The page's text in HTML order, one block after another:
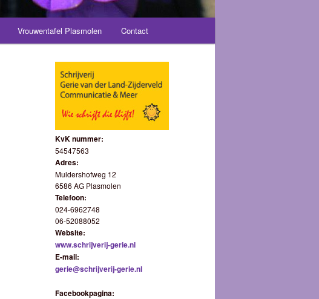
Vrouwentafel Plasmolen Contact
KvK nummer:
54547563
Adres:
Muldershofweg 12
6586 AG Plasmolen
Telefoon:
024-6962748
06-52088052
Website:
www.schrijverij-gerie.nl
E-mail:
gerie@schrijverij-gerie.nl
Facebookpagina: